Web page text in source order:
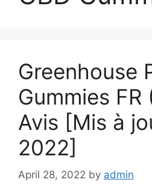
Greenhouse
Gummies FR
Avis [Mis à
2022]
April 28, 2022 by admin